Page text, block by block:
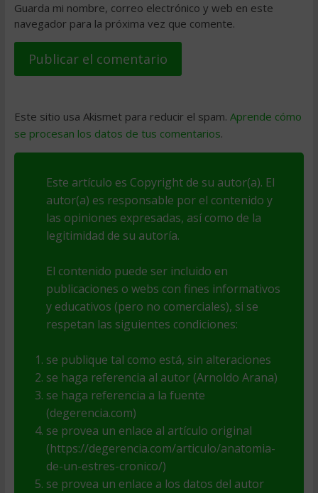
Guarda mi nombre, correo electrónico y web en este
navegador para la próxima vez que comente.
Este sitio usa Akismet para reducir el spam. Aprende cómo
se procesan los datos de tus comentarios.
Este artículo es Copyright de su autor(a). El
autor(a) es responsable por el contenido y
las opiniones expresadas, así como de la
legitimidad de su autoría.
El contenido puede ser incluido en
publicaciones o webs con fines informativos
y educativos (pero no comerciales), si se
respetan las siguientes condiciones:
se publique tal como está, sin alteraciones
se haga referencia al autor (Arnoldo Arana)
se haga referencia a la fuente
(degerencia.com)
se provea un enlace al artículo original
(https://degerencia.com/articulo/anatomia-
de-un-estres-cronico/)
se provea un enlace a los datos del autor